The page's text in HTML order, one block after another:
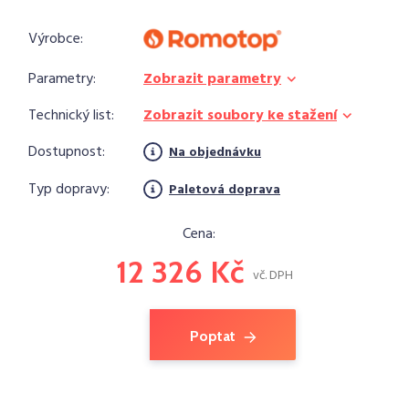
Výrobce:
Parametry:
Zobrazit parametry
Technický list:
Zobrazit soubory ke stažení
Dostupnost:
Na objednávku
Typ dopravy: Paletová doprava
Cena:
12 326 Kč vč. DPH
Poptat